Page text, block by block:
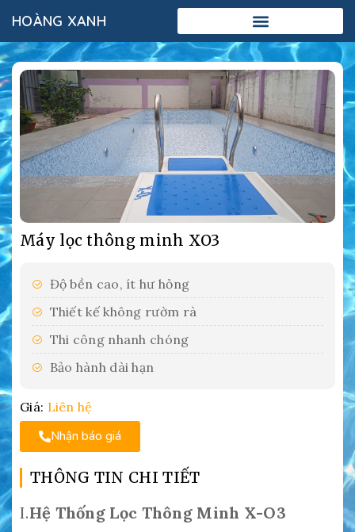
HOÀNG XANH
Add Your Heading Text Here
Máy lọc thông minh XO3
Độ bền cao, ít hư hỏng
Thiết kế không rườm rà
Thi công nhanh chóng
Bảo hành dài hạn
Giá: Liên hệ
Nhận báo giá
THÔNG TIN CHI TIẾT
I.Hệ Thống Lọc Thông Minh X-O3